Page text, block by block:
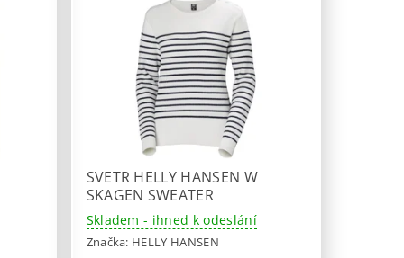
SVETR HELLY HANSEN W
SKAGEN SWEATER
Skladem - ihned k odeslání
Značka: HELLY HANSEN